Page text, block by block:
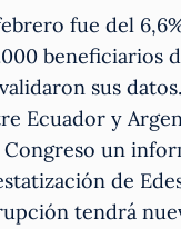
fue del
beneficiarios
sus
Ecuador y
Congreso un
de
tendrá